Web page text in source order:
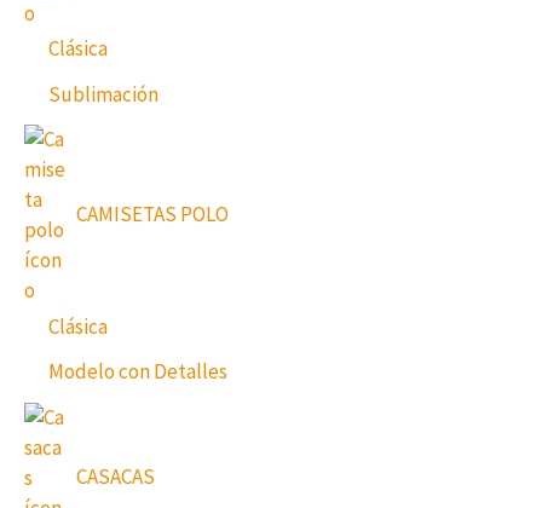
Clásica
Sublimación
CAMISETAS POLO
Clásica
Modelo con Detalles
CASACAS